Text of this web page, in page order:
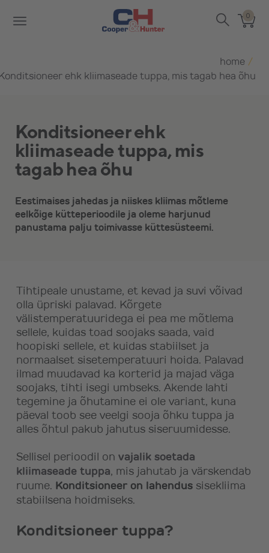
0
home /
ehk kliimaseade tuppa, mis tagab hea õhu
Konditsioneer ehk
kliimaseade tuppa, mis
tagab hea õhu
Eestimaises jahedas ja niiskes kliimas mõtleme
eelkõige kütteperioodile ja oleme harjunud
panustama palju toimivasse küttesüsteemi.
Tihtipeale unustame, et kevad ja suvi võivad
olla üpriski palavad. Kõrgete
välistemperatuuridega ei pea me mõtlema
sellele, kuidas toad soojaks saada, vaid
hoopiski sellele, et kuidas stabiilset ja
normaalset sisetemperatuuri hoida. Palavad
ilmad muudavad ka korterid ja majad väga
soojaks, tihti isegi umbseks. Akende lahti
tegemine ja õhutamine ei ole variant, kuna
päeval toob see veelgi sooja õhku tuppa ja
alles õhtul pakub jahutus siseruumidesse.
Sellisel perioodil on vajalik soetada
kliimaseade tuppa, mis jahutab ja värskendab
ruume. Konditsioneer on lahendus sisekliima
stabiilsena hoidmiseks.
Konditsioneer tuppa?